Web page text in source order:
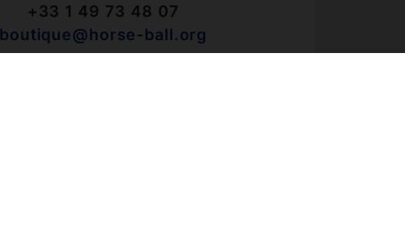
+33 1 49 73 48 07
boutique@horse-ball.org